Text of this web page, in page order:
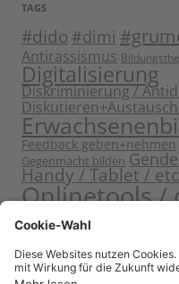
TAGS
#dido #dimi
Antirassismus
Digitalisierung
Diskriminierung /
Feedback geben+nehmen
Gegenmacht bilden
Handy / Tablet /
Onlinetools /
Politische
Sensibilisieren
Starten+Kennenlernen